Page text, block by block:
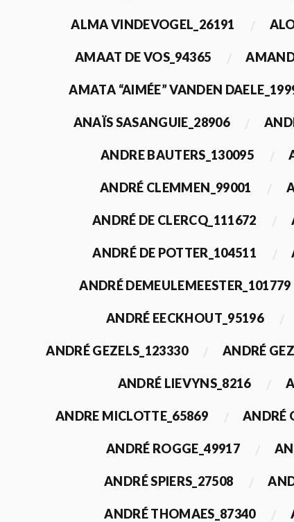
ALMA VINDEVOGEL_26191
AMAAT DE VOS_94365 AMAND
AMATA “AIMÉE” VANDEN
ANAÏS SASANGUIE_28906
ANDRE BAUTERS_130095
ANDRÉ CLEMMEN_99001
ANDRÉ DE CLERCQ_111672
ANDRÉ DE POTTER_104511
ANDRÉ DEMEULEMEESTER_101779
ANDRÉ EECKHOUT_95196
ANDRÉ GEZELS_123330 ANDRÉ
ANDRÉ LIEVYNS_8216
ANDRE MICLOTTE_65869 ANDRÉ
ANDRÉ ROGGE_49917
ANDRÉ SPIERS_27508
ANDRÉ THOMAES_87340